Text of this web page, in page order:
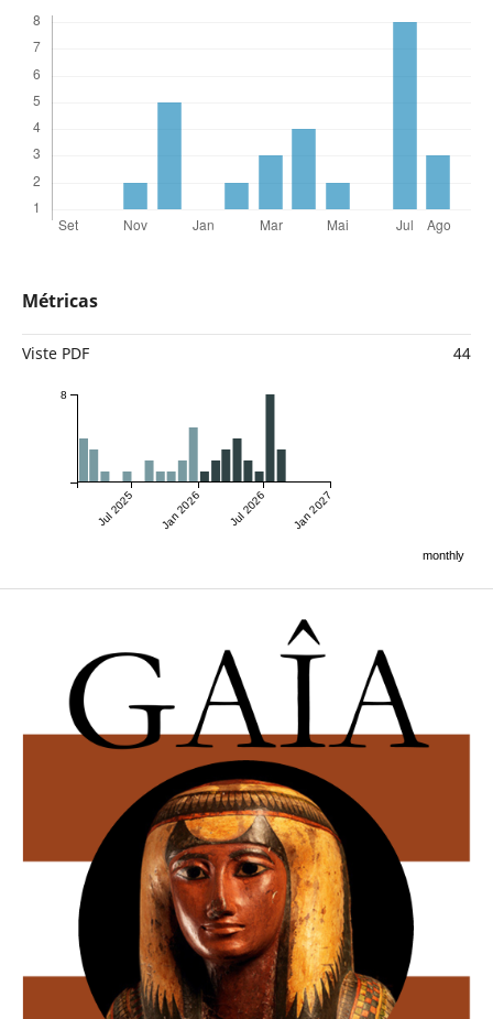
Métricas
Viste PDF 44
Jul 2025 Jan 2026 Jul 2026 Jan 2027
8
monthly